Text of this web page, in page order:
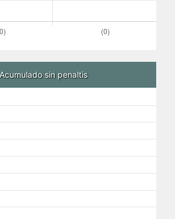
Acumulado sin penaltis